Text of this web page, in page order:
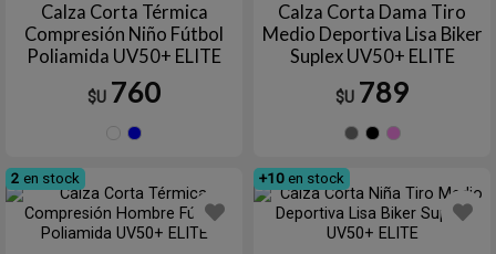
Calza Corta Térmica
Compresión Niño Fútbol
Poliamida UV50+ ELITE
$U 760
Calza Corta Dama Tiro
Medio Deportiva Lisa Biker
Suplex UV50+ ELITE
$U 789
2 en stock +10 en stock